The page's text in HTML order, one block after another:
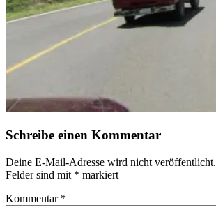
Schreibe einen Kommentar
Deine E-Mail-Adresse wird nicht veröffentlicht.
Felder sind mit * markiert
Kommentar *